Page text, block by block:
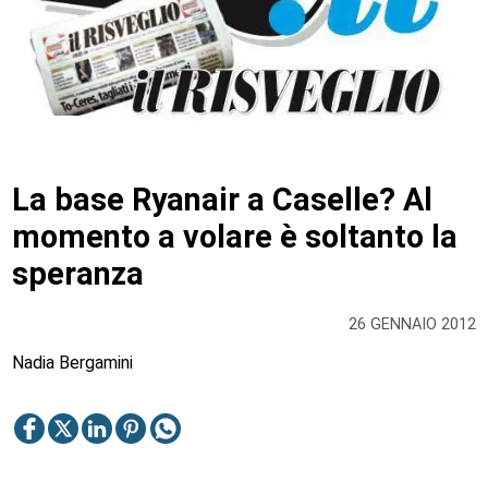
26 GENNAIO 2012
La base Ryanair a Caselle? Al
momento a volare è soltanto la
speranza
Nadia Bergamini